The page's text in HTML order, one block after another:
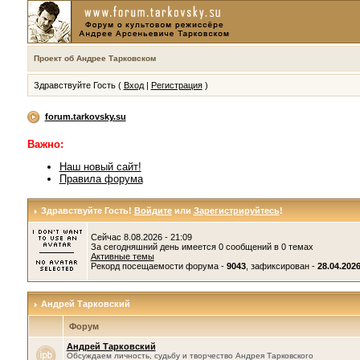
Проект об Андрее Тарковском
Здравствуйте Гость ( Вход| Регистрация)
forum.tarkovsky.su
Важно:
Наш новый сайт!
Правила форума
Здравствуйте Гость! Войдитеили Зарегистрируйтесь!
Сейчас 8.08.2026 - 21:09
За сегодняшний день имеется 0 сообщений в 0 темах
Активные темы
Рекорд посещаемости форума - 9043, зафиксирован -
Андрей Тарковский
Форум
Андрей Тарковский
Обсуждаем личность, судьбу и творчество Андрея Тарковского